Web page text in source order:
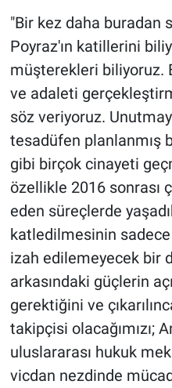
"Bir kez daha buradan
Poyraz'ın katillerini
müşterekleri biliyoruz.
ve adaleti
söz veriyoruz.
tesadüfen planlanmış
gibi birçok cinayeti
özellikle 2016 sonrası
eden süreçlerde
katledilmesinin
izah edilemeyecek bir
arkasındaki güçlerin
gerektiğini ve
takipçisi olacağımızı;
uluslararası hukuk
vicdan nezdinde